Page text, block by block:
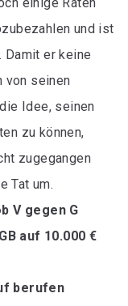
und ist
Damit er keine
von seinen
Idee, seinen
zu können,
zugegangen
Tat um.
V gegen G
auf 10.000 €
berufen